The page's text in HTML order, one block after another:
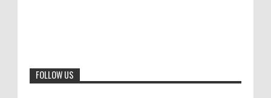
FOLLOW US